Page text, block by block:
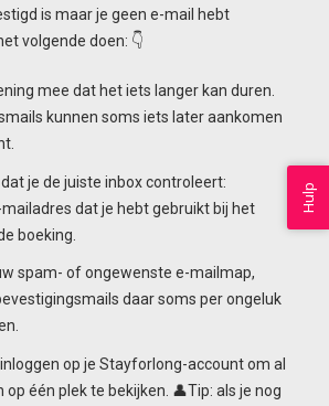
is maar je geen e-mail hebt
volgende doen: 👇
mee dat het iets langer kan duren.
kunnen soms iets later aankomen
je de juiste inbox controleert:
dat je hebt gebruikt bij het
boeking.
spam- of ongewenste e-mailmap,
daar soms per ongeluk
op je Stayforlong-account om al
op één plek te bekijken. 👤Tip: als je nog
Hulp